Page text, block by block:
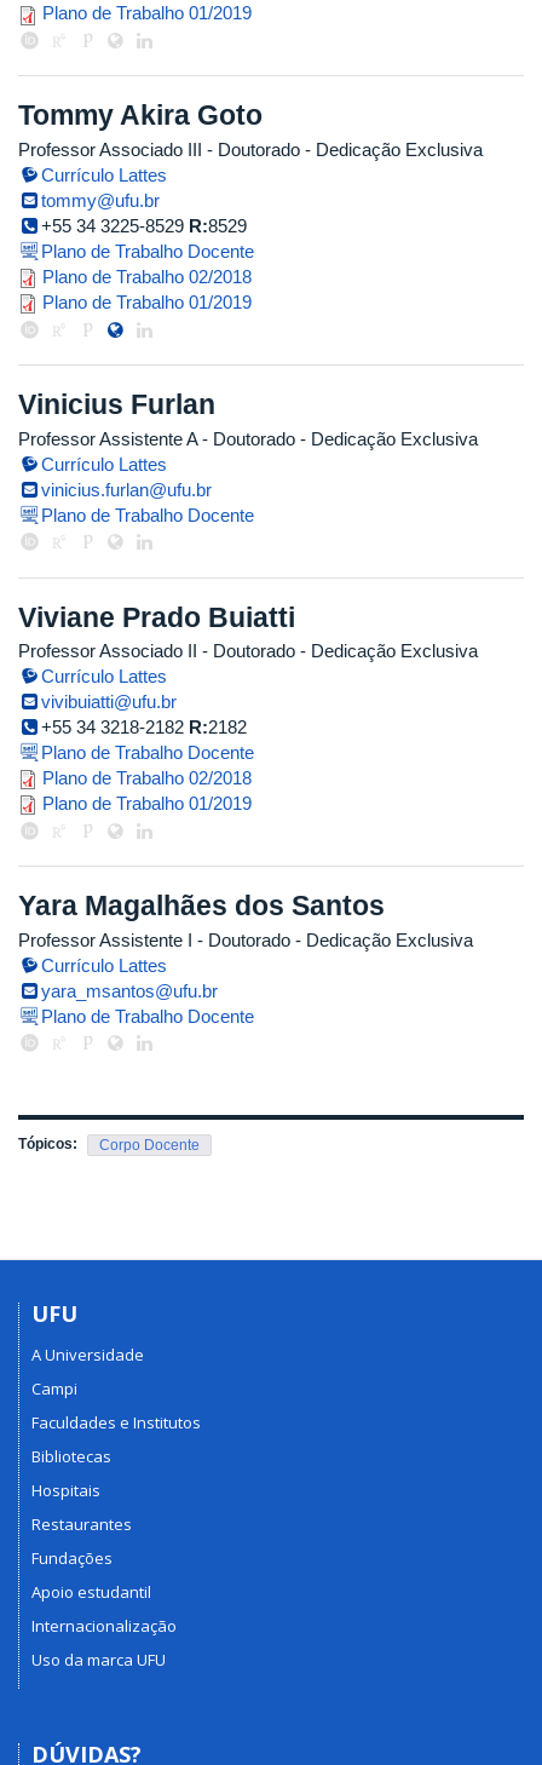
tatiana_2019_1.pdf
Plano de Trabalho 01/2019
Tommy Akira Goto
Professor Associado III - Doutorado - Dedicação Exclusiva
Currículo Lattes
tommy@ufu.br
+55 34 3225-8529 R:8529
Plano de Trabalho Docente
tommy_2018_2.pdf
Plano de Trabalho 02/2018
tommy_2019_1.pdf
Plano de Trabalho 01/2019
Vinicius Furlan
Professor Assistente A- Doutorado - Dedicação Exclusiva
Currículo Lattes
vinicius.furlan@ufu.br
Plano de Trabalho Docente
Viviane Prado Buiatti
Professor Associado II - Doutorado - Dedicação Exclusiva
Currículo Lattes
vivibuiatti@ufu.br
+55 34 3218-2182 R:2182
Plano de Trabalho Docente
viviane_2018_2.pdf
Plano de Trabalho 02/2018
viviane_2019_1.pdf
Plano de Trabalho 01/2019
Yara Magalhães dos Santos
Professor Assistente I - Doutorado - Dedicação Exclusiva
Currículo Lattes
yara_msantos@ufu.br
Plano de Trabalho Docente
Tópicos: Corpo Docente
UFU
A Universidade
Campi
Faculdades e Institutos
Bibliotecas
Hospitais
Restaurantes
Fundações
Apoio estudantil
Internacionalização
Uso da marca UFU
DÚVIDAS?